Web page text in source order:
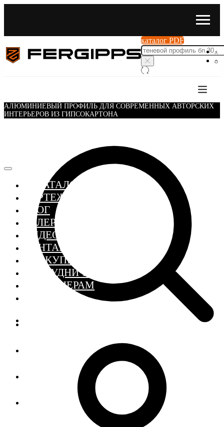
каталог PDF
АЛЮМИНИЕВЫЙ ПРОФИЛЬ ДЛЯ СОВРЕМЕННЫХ АВТОРСКИХ
ИНТЕРЬЕРОВ ИЗ ГИПСОКАРТОНА
≣ КАТАЛОГ
ЧЕРТЕЖИ
БЛОГ
ГАЛЕРЕЯ
ВИДЕО
КОНТАКТЫ
ГДЕ КУПИТЬ
СОТРУДНИЧЕСТВО
ДИЗАЙНЕРАМ